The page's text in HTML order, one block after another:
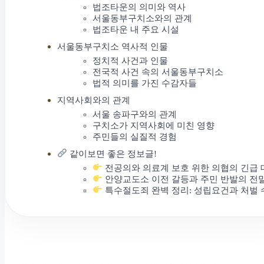
법조타운의 의미와 역사
서울동부구치소와의 관계
법조타운 내 주요 시설
서울동부구치소 역사적 인물
정치적 사건과 인물
전국적 사건 속의 서울동부구치소
법적 의미를 가진 수감자들
지역사회와의 관계
서울 송파구와의 관계
구치소가 지역사회에 미친 영향
주민들의 실질적 경험
같이보면 좋은 정보글!
전공의와 의료계 보호 위한 의협의 긴급
안양교도소 이전 갈등과 주민 반발의 전
특수절도죄 완벽 정리: 성립요건과 처벌